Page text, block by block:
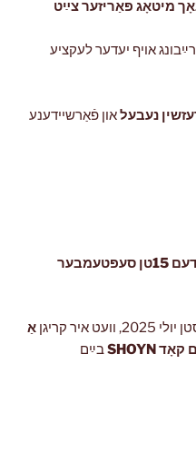
אויף יעדער לעקציע
נעבעלאון פֿאַרשיידענע
מאָנטיק דעם 15טן סעפּטעמבער
אַ
בײַם